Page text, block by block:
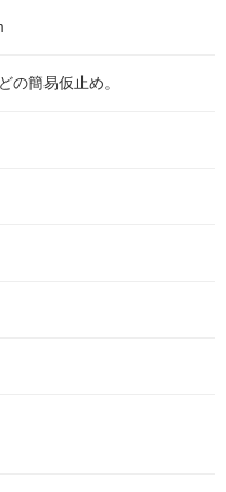
の簡易仮止め。